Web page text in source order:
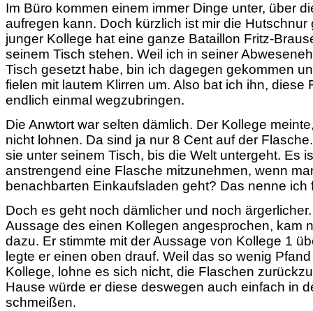
Im Büro kommen einem immer Dinge unter, über
aufregen kann. Doch kürzlich ist mir die Hutschnur
junger Kollege hat eine ganze Bataillon Fritz-
seinem Tisch stehen. Weil ich in seiner
Tisch gesetzt habe, bin ich dagegen gekommen
fielen mit lautem Klirren um. Also bat ich ihn, diese
endlich einmal wegzubringen.
Die Anwtort war selten dämlich. Der Kollege
nicht lohnen. Da sind ja nur 8 Cent auf der
sie unter seinem Tisch, bis die Welt untergeht. Es
anstrengend eine Flasche mitzunehmen, wenn
benachbarten Einkaufsladen geht? Das nenne ich
Doch es geht noch dämlicher und noch
Aussage des einen Kollegen angesprochen, kam
dazu. Er stimmte mit der Aussage von Kollege 1
legte er einen oben drauf. Weil das so wenig
Kollege, lohne es sich nicht, die Flaschen
Hause würde er diese deswegen auch einfach in
schmeißen.